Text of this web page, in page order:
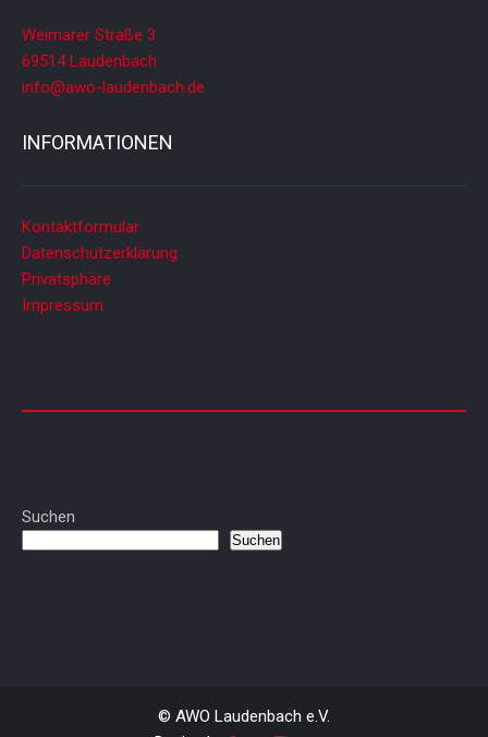
Weimarer Straße 3
69514 Laudenbach
info@awo-laudenbach.de
INFORMATIONEN
Kontaktformular
Datenschutzerklärung
Privatsphäre
Impressum
Suchen
Suchen
© AWO Laudenbach e.V.